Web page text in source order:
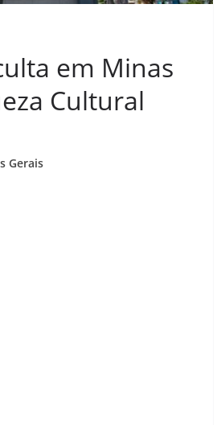
em Minas
Cultural
Gerais